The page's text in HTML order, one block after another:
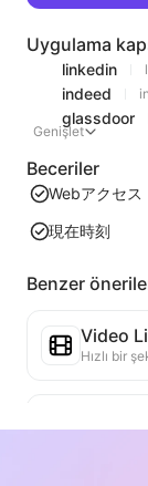
Uygulama
linkedin
indeed
glassdoor
Genişlet
Beceriler
Webアクセス
現在時刻
Benzer
Video